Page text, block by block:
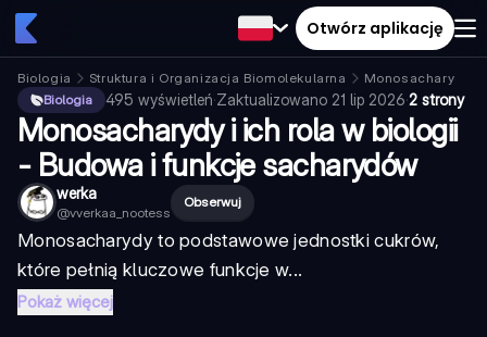
Otwórz aplikację
Biologia Struktura i Organizacja Biomolekularna
Monosacharyd
Biologia
495 wyświetleń·Zaktualizowano 21 lip 2026·2 strony
Monosacharydy i ich rola w biologii
- Budowa i funkcje sacharydów
werka
@vverkaa_nootess
Obserwuj
Monosacharydy to podstawowe jednostki cukrów,
które pełnią kluczowe funkcje w...
Pokaż więcej